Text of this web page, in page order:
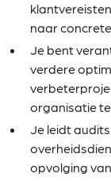
naar
Je bent
verdere
organisatie
Je leidt
opvolging